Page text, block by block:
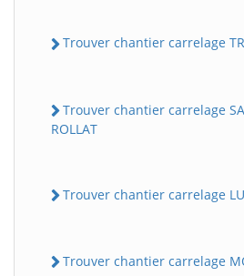
Trouver chantier carrelage
Trouver chantier carrelage
ROLLAT
Trouver chantier carrelage
Trouver chantier carrelage